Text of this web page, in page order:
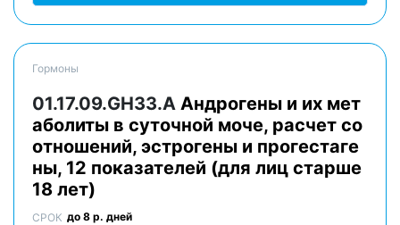
Гормоны
01.17.09.GH33.A Андрогены и их мет
аболиты в суточной моче, расчет со
отношений, эстрогены и прогестаге
ны, 12 показателей (для лиц старше
18 лет)
СРОК до 8 р. дней